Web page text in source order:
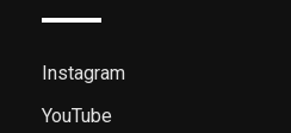
Instagram
YouTube